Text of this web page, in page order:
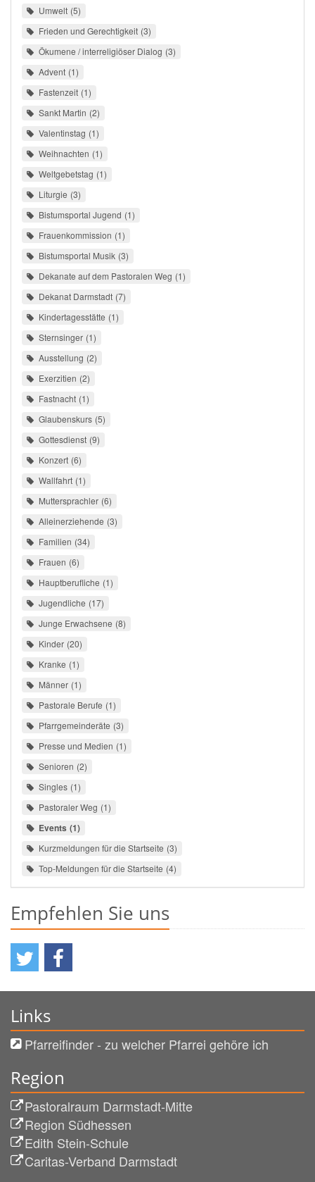
Umwelt 5
Frieden und Gerechtigkeit 3
Ökumene / interreligiöser Dialog 3
Advent 1
Fastenzeit 1
Sankt Martin 2
Valentinstag 1
Weihnachten 1
Weltgebetstag 1
Liturgie 3
Bistumsportal Jugend 1
Frauenkommission 1
Bistumsportal Musik 3
Dekanate auf dem Pastoralen Weg 1
Dekanat Darmstadt 7
Kindertagesstätte 1
Sternsinger 1
Ausstellung 2
Exerzitien 2
Fastnacht 1
Glaubenskurs 5
Gottesdienst 9
Konzert 6
Wallfahrt 1
Muttersprachler 6
Alleinerziehende 3
Familien 34
Frauen 6
Hauptberufliche 1
Jugendliche 17
Junge Erwachsene 8
Kinder 20
Kranke 1
Männer 1
Pastorale Berufe 1
Pfarrgemeinderäte 3
Presse und Medien 1
Senioren 2
Singles 1
Pastoraler Weg 1
Events 1
Kurzmeldungen für die Startseite 3
Top-Meldungen für die Startseite 4
Empfehlen Sie uns
Links
Pfarreifinder - zu welcher Pfarrei gehöre ich
Region
Pastoralraum Darmstadt-Mitte
Region Südhessen
Edith Stein-Schule
Caritas-Verband Darmstadt